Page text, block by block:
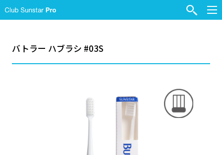
バトラー ハブラシ #03S